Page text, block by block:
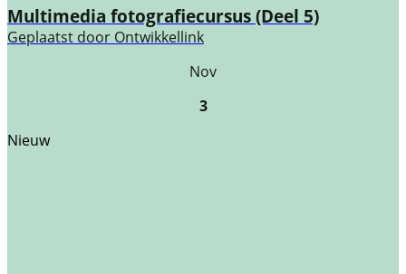
Multimedia fotografiecursus (Deel 5)
Geplaatst door Ontwikkellink
Nov
3
Nieuw